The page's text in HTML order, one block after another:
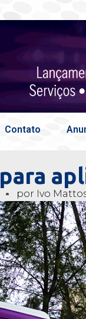
Contato
por Ivo